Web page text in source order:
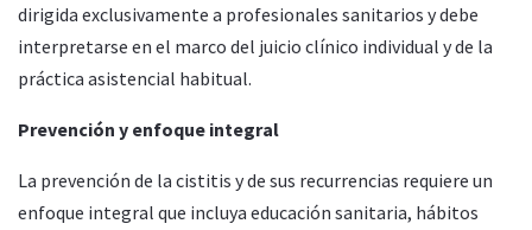
dirigida exclusivamente a profesionales sanitarios y debe
interpretarse en el marco del juicio clínico individual y de la
práctica asistencial habitual.
Prevención y enfoque integral
La prevención de la cistitis y de sus recurrencias requiere un
enfoque integral que incluya educación sanitaria, hábitos